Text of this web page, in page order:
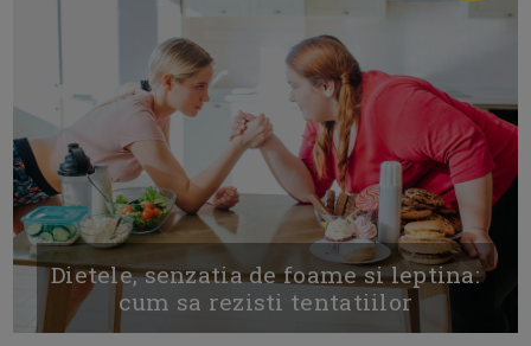
Dietele, senzatia de foame si leptina:
cum sa rezisti tentatiilor